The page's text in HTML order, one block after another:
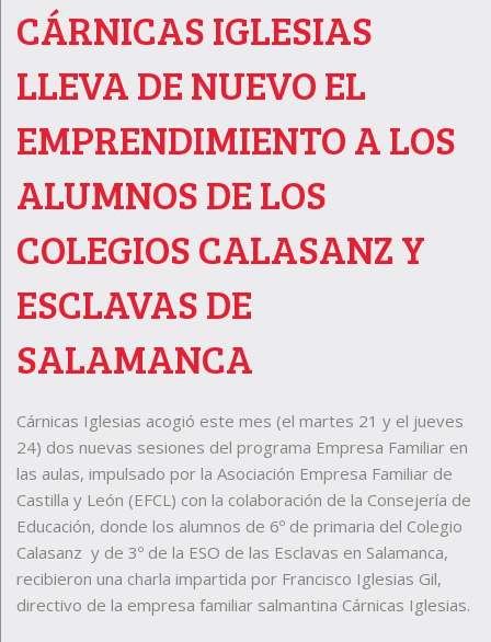
CÁRNICAS IGLESIAS
LLEVA DE NUEVO EL
EMPRENDIMIENTO A LOS
ALUMNOS DE LOS
COLEGIOS CALASANZ Y
ESCLAVAS DE
SALAMANCA
Cárnicas Iglesias acogió este mes (el martes 21 y el jueves
24) dos nuevas sesiones del programa Empresa Familiar en
las aulas, impulsado por la Asociación Empresa Familiar de
Castilla y León (EFCL) con la colaboración de la Consejería de
Educación, donde los alumnos de 6º de primaria del Colegio
Calasanz y de 3º de la ESO de las Esclavas en Salamanca,
recibieron una charla impartida por Francisco Iglesias Gil,
directivo de la empresa familiar salmantina Cárnicas Iglesias.